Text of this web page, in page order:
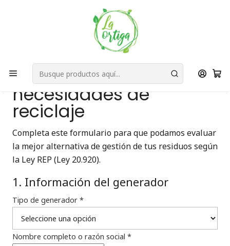
Bienvenid@s a quienes quieren un planeta más verde...
Nuestra Misión
Inicio encuesta
Levantamiento de
necesidades de
reciclaje
Completa este formulario para que podamos evaluar
la mejor alternativa de gestión de tus residuos según
la Ley REP (Ley 20.920).
1. Información del generador
Tipo de generador *
Nombre completo o razón social *